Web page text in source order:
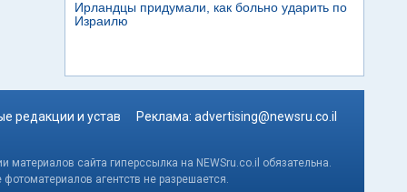
редакции и устав Реклама: advertising@newsru.co.il
сайта гиперссылка на NEWSru.co.il обязательна.
агентств не разрешается.